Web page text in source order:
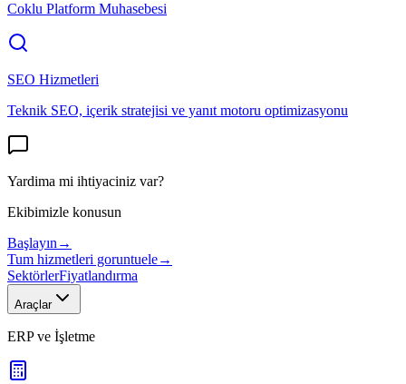
Coklu Platform Muhasebesi
SEO Hizmetleri
Teknik SEO, içerik stratejisi ve yanıt motoru optimizasyonu
Yardima mi ihtiyaciniz var?
Ekibimizle konusun
Başlayın →
Tum hizmetleri goruntuele→
SektörlerFiyatlandırma
Araçlar
ERP ve İşletme